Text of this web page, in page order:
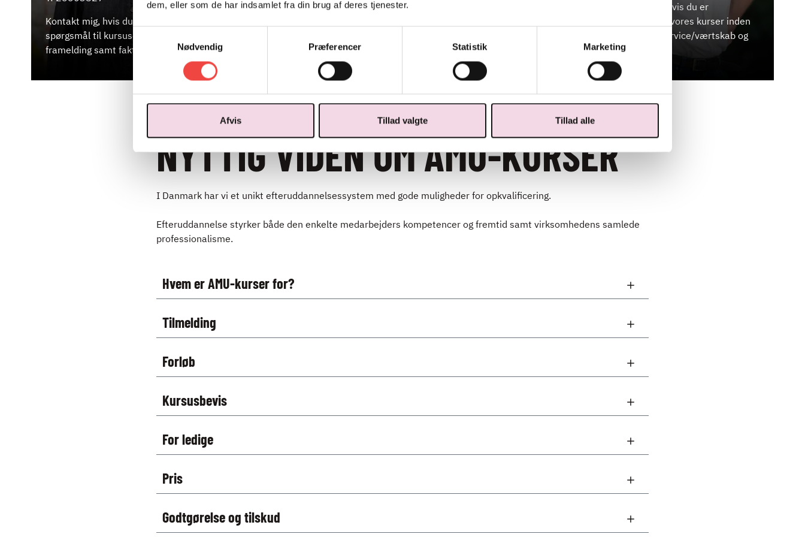
dem, eller som de har indsamlet fra din brug af deres tjenester.
Nødvendig
Præferencer Statistik Marketing
Afvis Tillad valgte Tillad alle
Kontakt mig, hvis du har
spørgsmål til kursusdatoer, til- og
framelding samt fakturering.
løsning, hvor vi står for tilmelding,
tiden på det, der er vigtigt for jer.
og events.
Kontakt mig, hvis du er
interesseret i vores kurser inden
for ledelse, service/værtskab og
drikkevarer.
NYTTIG VIDEN OM AMU-KURSER
I Danmark har vi et unikt efteruddannelsessystem med gode muligheder for opkvalificering.
Efteruddannelse styrker både den enkelte medarbejders kompetencer og fremtid samt virksomhedens samlede
professionalisme.
Hvem er AMU-kurser for?
Tilmelding
Forløb
Kursusbevis
For ledige
Pris
Godtgørelse og tilskud